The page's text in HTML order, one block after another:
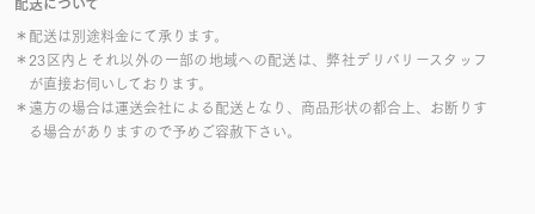
＊配送は別途料金にて承ります。
＊23区内とそれ以外の一部の地域への配送は、弊社デリバリースタッフ
が直接お伺いしております。
＊遠方の場合は運送会社による配送となり、商品形状の都合上、お断りす
る場合がありますので予めご容赦下さい。